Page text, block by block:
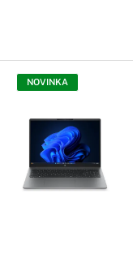
NOVINKA